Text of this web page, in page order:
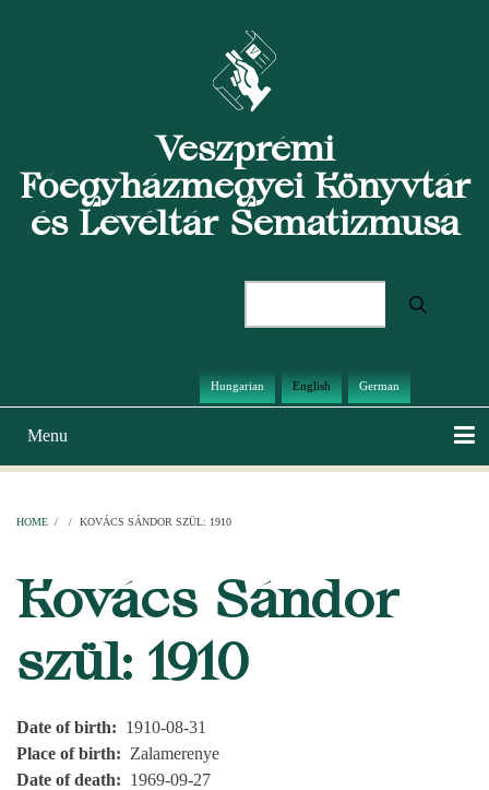
Veszprémi
Főegyházmegyei Könyvtár
és Levéltár Sematizmusa
Hungarian English German
Main
navigation
Menu
HOME / / KOVÁCS SÁNDOR SZÜL: 1910
Kovács Sándor
szül: 1910
Date of birth
1910-08-31
Place of birth
Zalamerenye
Date of death
1969-09-27